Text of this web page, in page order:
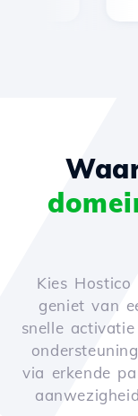
Kies
geniet van
snelle
via erkende